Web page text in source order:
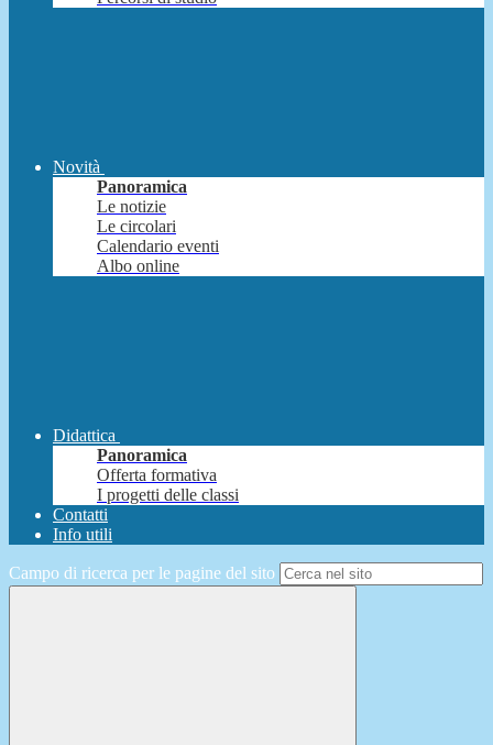
Novità
Panoramica
Le notizie
Le circolari
Calendario eventi
Albo online
Didattica
Panoramica
Offerta formativa
I progetti delle classi
Contatti
Info utili
Campo di ricerca per le pagine del sito